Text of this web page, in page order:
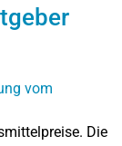
Die